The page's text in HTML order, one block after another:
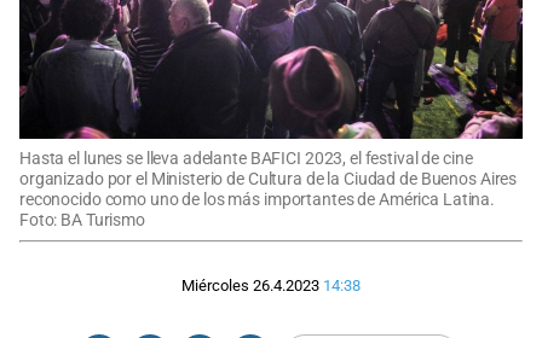
Hasta el lunes se lleva adelante BAFICI 2023, el festival de cine
organizado por el Ministerio de Cultura de la Ciudad de Buenos Aires
reconocido como uno de los más importantes de América Latina.
Foto: BA Turismo
Miércoles 26.4.2023 14:38